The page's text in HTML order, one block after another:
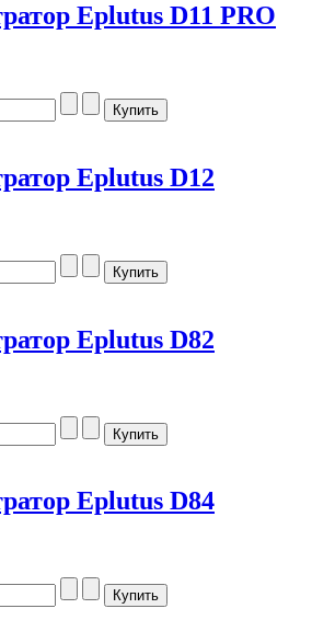
Eplutus D11 PRO
Eplutus D12
Eplutus D82
Eplutus D84